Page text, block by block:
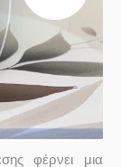
φέρνει μια